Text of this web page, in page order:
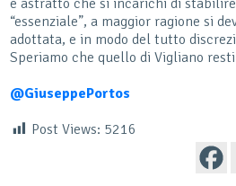
“essenziale”, a maggior ragione si
adottata, e in modo del tutto
Speriamo che quello di Vigliano
@GiuseppePortos
Post Views: 5216